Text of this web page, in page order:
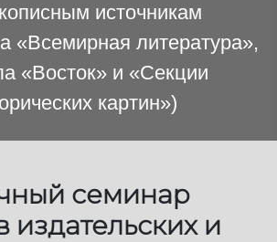
источникам
«Всемирная литература»,
«Восток» и «Секции
картин»)
семинар
издательских и